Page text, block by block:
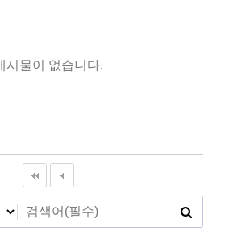
시물이 없습니다.